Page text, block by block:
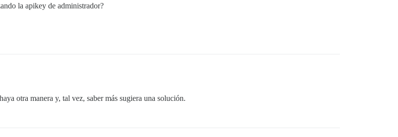
la apikey de administrador?
otra manera y, tal vez, saber más sugiera una solución.